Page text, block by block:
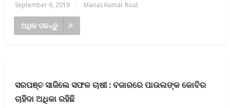
September 6, 2019 Manas Kumar Rout
ଅଧିକ ପଢନ୍ତୁ
ସରପଞ୍ଚ ସାଜିଲେ ସଫଳ ଚାଷୀ : ବଜାରରେ ପାଉଲଙ୍କ କୋବିର
ଚାହିଦା ଅଧିକା ରହିଛି